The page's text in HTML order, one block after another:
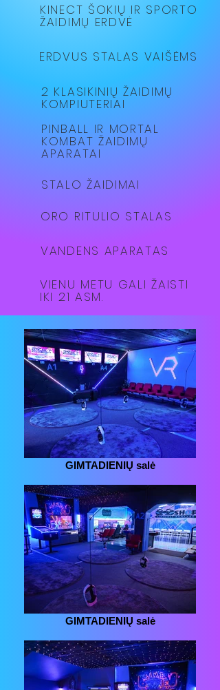
KINECT ŠOKIŲ IR SPORTO
ŽAIDIMŲ ERDVĖ
ERDVUS STALAS VAIŠĖMS
2 KLASIKINIŲ ŽAIDIMŲ
KOMPIUTERIAI
PINBALL IR MORTAL
KOMBAT ŽAIDIMŲ
APARATAI
STALO ŽAIDIMAI
ORO RITULIO STALAS
VANDENS APARATAS
VIENU METU GALI ŽAISTI
IKI 21 ASM.
GIMTADIENIŲ salė
GIMTADIENIŲ salė